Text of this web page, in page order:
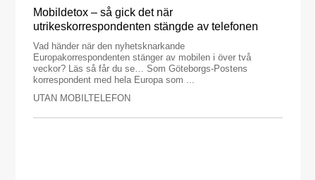
Mobildetox – så gick det när
utrikeskorrespondenten stängde av telefonen
Vad händer när den nyhetsknarkande
Europakorrespondenten stänger av mobilen i över två
veckor? Läs så får du se… Som Göteborgs-Postens
korrespondent med hela Europa som ...
UTAN MOBILTELEFON